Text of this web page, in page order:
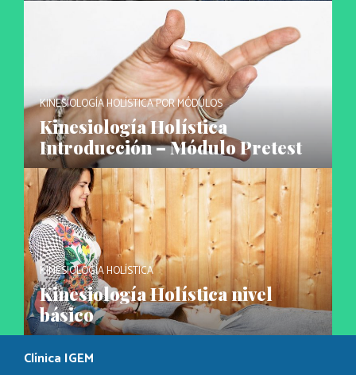
KINESIOLOGÍA HOLÍSTICA POR MÓDULOS
Kinesiología Holística
Introducción – Módulo Pretest
KINESIOLOGÍA HOLÍSTICA
Kinesiología Holística nivel
básico
Clínica IGEM